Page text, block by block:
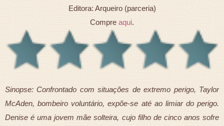
Editora: Arqueiro (parceria)
Compreaqui.
Sinopse: Confrontado com situações de extremo perigo, Taylor
McAden, bombeiro voluntário, expõe-se até ao limiar do perigo.
Denise é uma jovem mãe solteira, cujo filho de cinco anos sofre